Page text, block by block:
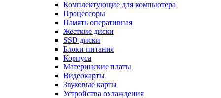
Комплектующие для компьютера
Процессоры
Память оперативная
Жесткие диски
SSD диски
Блоки питания
Корпуса
Материнские платы
Видеокарты
Звуковые карты
Устройства охлаждения